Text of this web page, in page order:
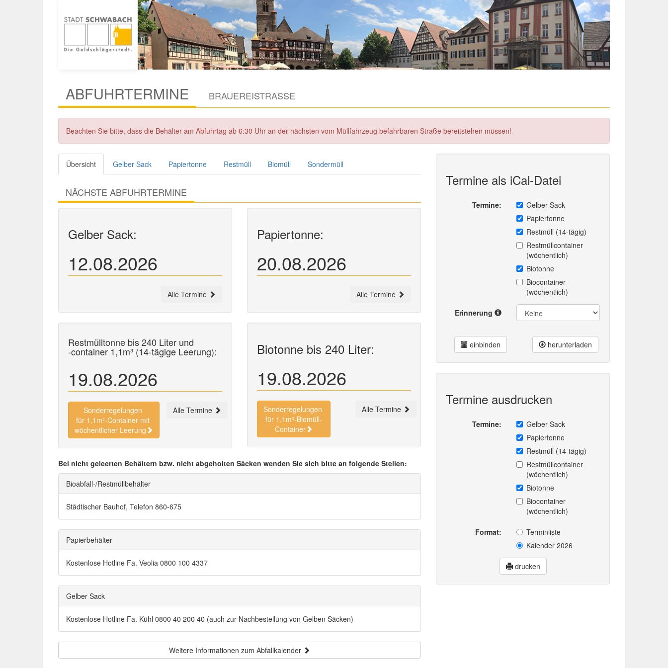
ABFUHRTERMINE BRAUEREISTRASSE
Beachten Sie bitte, dass die Behälter am Abfuhrtag ab 6:30 Uhr an der nächsten vom Müllfahrzeug befahrbaren Straße bereitstehen müssen!
Übersicht Gelber Sack Papiertonne Restmüll Biomüll Sondermüll
NÄCHSTE ABFUHRTERMINE
Gelber Sack:
12.08.2026
Alle Termine
Papiertonne:
20.08.2026
Alle Termine
Restmülltonne bis 240 Liter und
-container 1,1m³ (14-tägige Leerung):
19.08.2026
Sonderregelungen
für 1,1m³-Container mit
wöchentlicher Leerung
Alle Termine
Biotonne bis 240 Liter:
19.08.2026
Sonderregelungen
für 1,1m³-Biomüll-
Container
Alle Termine
Bei nicht geleerten Behältern bzw. nicht abgeholten Säcken wenden Sie sich bitte an folgende Stellen:
Bioabfall-/Restmüllbehälter
Städtischer Bauhof, Telefon 860-675
Papierbehälter
Kostenlose Hotline Fa. Veolia 0800 100 4337
Gelber Sack
Kostenlose Hotline Fa. Kühl 0800 40 200 40 (auch zur Nachbestellung von Gelben Säcken)
Weitere Informationen zum Abfallkalender
Termine als iCal-Datei
Termine:
Gelber Sack
Papiertonne
Restmüll (14-tägig)
Restmüllcontainer
(wöchentlich)
Biotonne
Biocontainer
(wöchentlich)
Erinnerung
einbinden herunterladen
Termine ausdrucken
Termine:
Gelber Sack
Papiertonne
Restmüll (14-tägig)
Restmüllcontainer
(wöchentlich)
Biotonne
Biocontainer
(wöchentlich)
Format:
Terminliste
Kalender 2026
drucken